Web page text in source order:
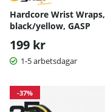
Hardcore Wrist Wraps,
black/yellow, GASP
199 kr
1-5 arbetsdagar
-37%